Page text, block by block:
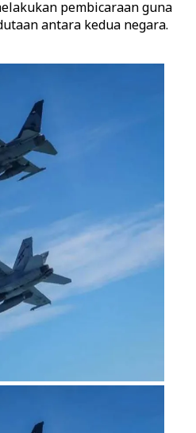
pembicaraan guna
antara kedua negara.